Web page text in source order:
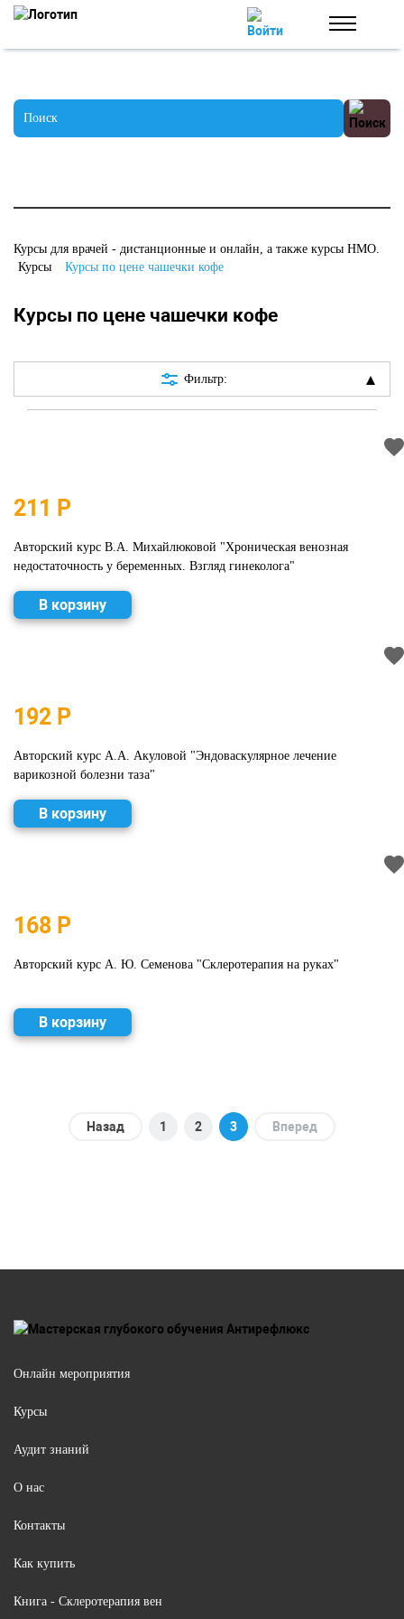
Курсы для врачей - дистанционные и онлайн, а также курсы НМО.
Курсы
Курсы по цене чашечки кофе
Курсы по цене чашечки кофе
Фильтр:
211 Р
Авторский курс В.А. Михайлюковой "Хроническая венозная
недостаточность у беременных. Взгляд гинеколога"
В корзину
192 Р
Авторский курс А.А. Акуловой "Эндоваскулярное лечение
варикозной болезни таза"
В корзину
168 Р
Авторский курс А. Ю. Семенова "Склеротерапия на руках"
В корзину
Назад 1 2 3 Вперед
Онлайн мероприятия
Курсы
Аудит знаний
О нас
Контакты
Как купить
Книга - Склеротерапия вен